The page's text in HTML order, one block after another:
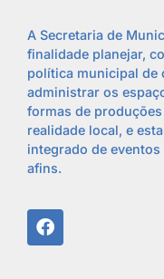
A Secretaria de
finalidade planejar,
política municipal de
administrar os
formas de
realidade local, e
integrado de
afins.